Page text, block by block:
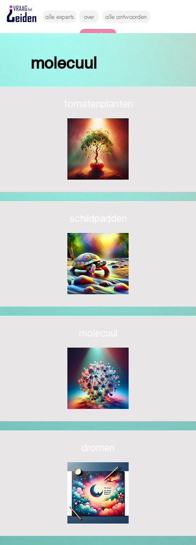
alle experts over alle antwoorden
vragen lessen
Vraag het
hier
molecuul
tomatenplanten
schildpadden
molecuul
dromen